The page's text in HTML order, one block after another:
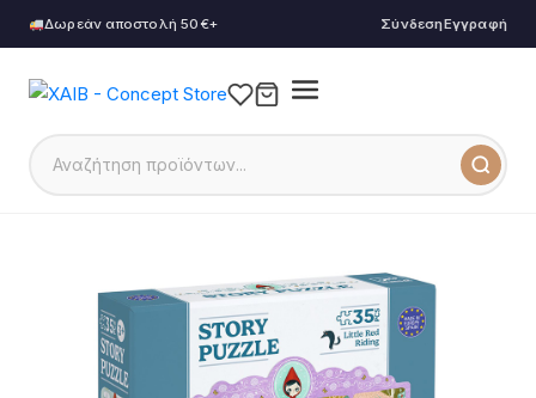
Δωρεάν αποστολή 50€+ ΣύνδεσηΕγγραφή